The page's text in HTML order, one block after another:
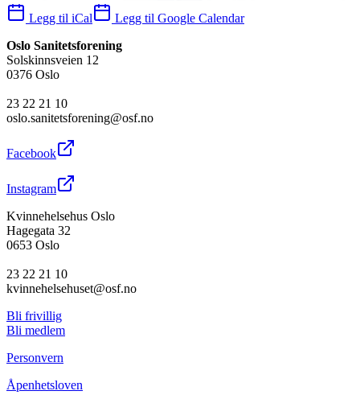
Legg til iCal
Legg til Google Calendar
Oslo Sanitetsforening
Solskinnsveien 12
0376 Oslo
23 22 21 10
oslo.sanitetsforening@osf.no
Facebook
Instagram
Kvinnehelsehus Oslo
Hagegata 32
0653 Oslo
23 22 21 10
kvinnehelsehuset@osf.no
Bli frivillig
Bli medlem
Personvern
Åpenhetsloven